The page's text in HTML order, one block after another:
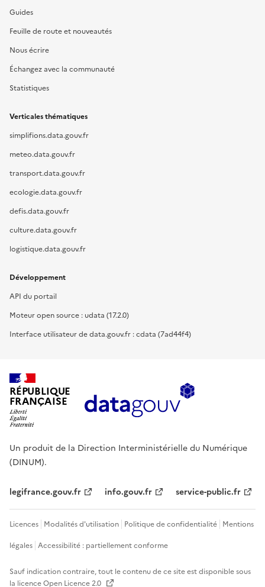
Guides
Feuille de route et nouveautés
Nous écrire
Échangez avec la communauté
Statistiques
Verticales thématiques
simplifions.data.gouv.fr
meteo.data.gouv.fr
transport.data.gouv.fr
ecologie.data.gouv.fr
defis.data.gouv.fr
culture.data.gouv.fr
logistique.data.gouv.fr
Développement
API du portail
Moteur open source : udata (17.2.0)
Interface utilisateur de data.gouv.fr : cdata (7ad44f4)
RÉPUBLIQUE
FRANÇAISE
Un produit de la Direction Interministérielle du Numérique
(DINUM).
legifrance.gouv.fr info.gouv.fr service-public.fr
Licences Modalités d'utilisation Politique de confidentialité Mentions
légales Accessibilité : partiellement conforme
Sauf indication contraire, tout le contenu de ce site est disponible sous
la licenceOpen Licence 2.0